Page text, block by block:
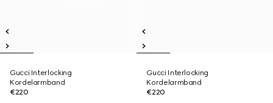
Gucci Interlocking
Kordelarmband
€220
Gucci Interlocking
Kordelarmband
€220